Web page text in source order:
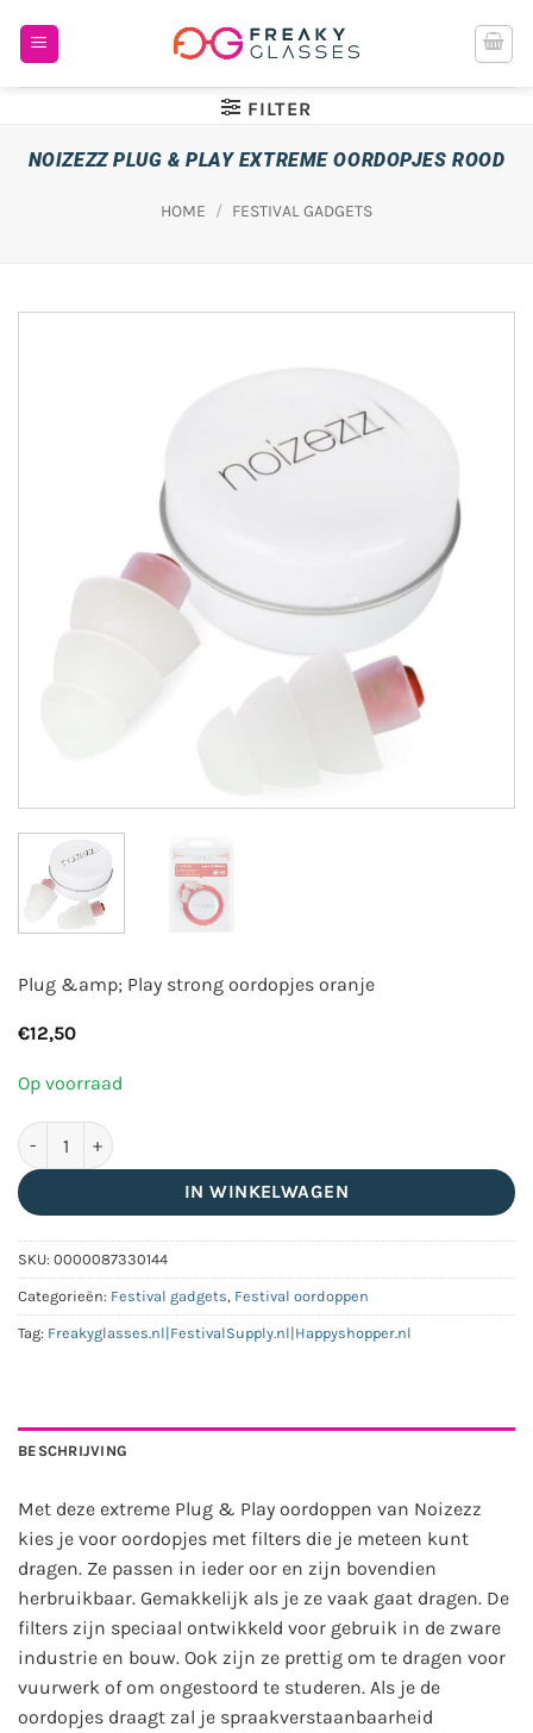
naar
FILTER
NOIZEZZ PLUG & PLAY EXTREME OORDOPJES ROOD
HOME / FESTIVAL GADGETS
Plug &amp; Play strong oordopjes oranje
€12,50
Op voorraad
Noizezz Plug & Play extreme oordopjes rood aantal
IN WINKELWAGEN
SKU: 0000087330144
Categorieën: Festival gadgets, Festival oordoppen
Tag: Freakyglasses.nl|FestivalSupply.nl|Happyshopper.nl
BESCHRIJVING
Met deze extreme Plug & Play oordoppen van Noizezz
kies je voor oordopjes met filters die je meteen kunt
dragen. Ze passen in ieder oor en zijn bovendien
herbruikbaar. Gemakkelijk als je ze vaak gaat dragen. De
filters zijn speciaal ontwikkeld voor gebruik in de zware
industrie en bouw. Ook zijn ze prettig om te dragen voor
vuurwerk of om ongestoord te studeren. Als je de
oordopjes draagt zal je spraakverstaanbaarheid